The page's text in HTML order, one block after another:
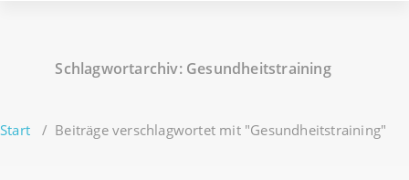
Schlagwortarchiv: Gesundheitstraining
Start / Beiträge verschlagwortet mit "Gesundheitstraining"